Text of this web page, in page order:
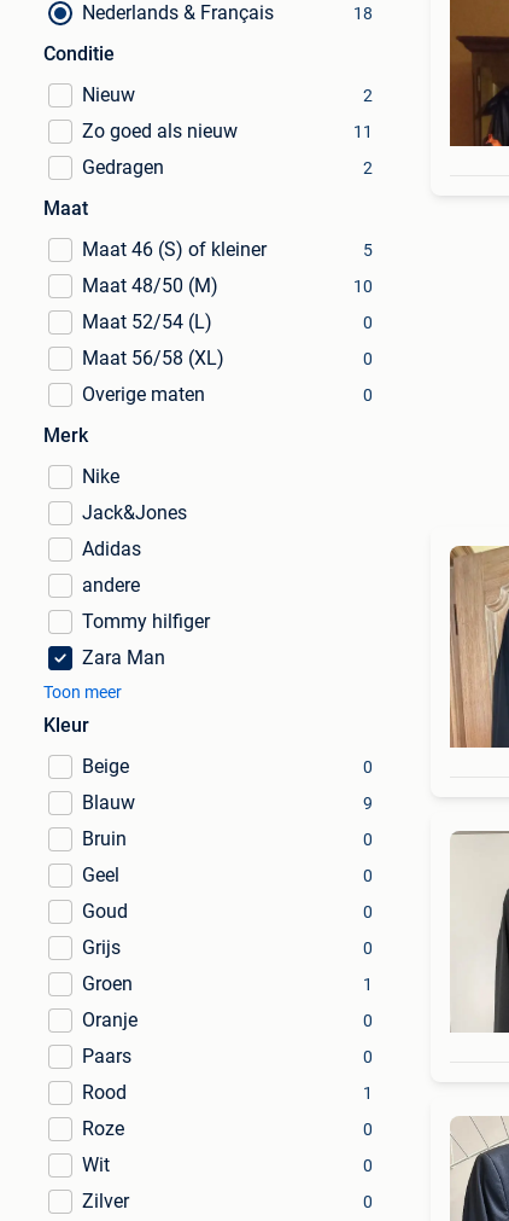
Nederlands & Français 18
Conditie
Nieuw
2
Zo goed als nieuw 11
Gedragen 2
Maat
Maat 46 (S) of kleiner
5
Maat 48/50 (M) 10
Maat 52/54 (L) 0
Maat 56/58 (XL) 0
Overige maten 0
Merk
Nike
Jack&Jones
Adidas
andere
Tommy hilfiger
Zara Man
Toon meer
Kleur
Beige
0
Blauw 9
Bruin 0
Geel 0
Goud 0
Grijs 0
Groen 1
Oranje 0
Paars 0
Rood 1
Roze 0
Wit 0
Zilver 0